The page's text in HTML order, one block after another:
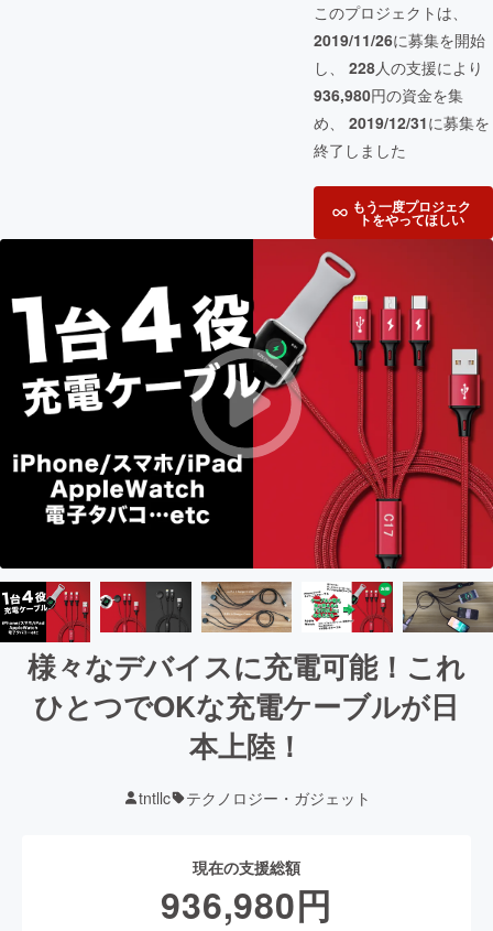
このプロジェクトは、
2019/11/26に募集を開始
し、 228人の支援により
936,980円の資金を集
め、 2019/12/31に募集を
終了しました
もう一度プロジェク
トをやってほしい
様々なデバイスに充電可能！これ
ひとつでOKな充電ケーブルが日
本上陸！
tntllc テクノロジー・ガジェット
現在の支援総額
936,980円